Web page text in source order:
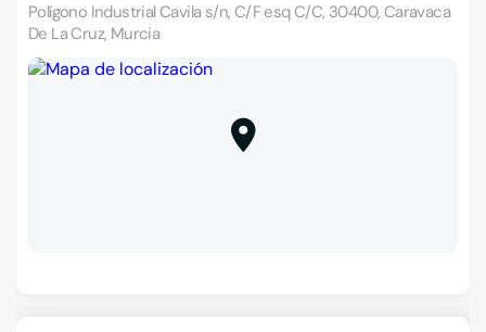
Polígono Industrial Cavila s/n, C/F esq C/C, 30400, Caravaca
De La Cruz, Murcia